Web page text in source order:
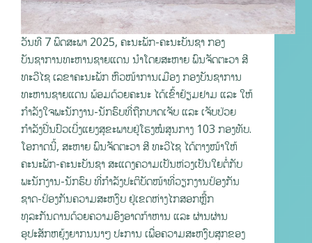
ວັນທີ 7 ພຶດສະພາ 2025, ຄະນະພັກ-ຄະນະບັນຊາ ກອງ
ບັນຊາການທະຫານຊາຍແດນ ນໍາໂດຍສະຫາຍ ພົນຈັດຕະວາ ສີ
ທະວີໄຊ ເລຂາຄະນະພັກ ຫົວໜ້າການເມືອງ ກອງບັນຊາການ
ທະຫານຊາຍແດນ ພ້ອມດ້ວຍຄະນະ ໄດ້ເຂົ້າຢ້ຽມຢາມ ແລະ ໃຫ້
ກຳລັງໃຈພະນັກງານ-ນັກຮົບທີ່ຖືກບາດເຈັບ ແລະ ເຈັບປ່ວຍ
ກຳລັງປີ່ນປົວເບີ່ງແຍງສຸຂະພາບຢູ່ໂຮງໝໍສູນກາງ 103 ກອງທັບ.
ໂອກາດນີ້, ສະຫາຍ ພົນຈັດຕະວາ ສີ ທະວີໄຊ ໄດ້ຕາງໜ້າໃຫ້
ຄະນະພັກ-ຄະນະບັນຊາ ສະແດງຄວາມເປັນຫ່ວງເປັນໃຍຕໍ່ກັບ
ພະນັກງານ-ນັກຮົບ ທີ່ກຳລັງປະຕິບັດໜ້າທີ່ວຽກງານປ້ອງກັນ
ຊາດ-ປ້ອງກັນຄວາມສະຫງົບ ຢູ່ເຂດຫ່າງໄກສອກຫຼີ້ກ
ທຸລະກັນດານດ້ວຍຄວາມອົງອາດກ້າຫານ ແລະ ຜ່ານຜ່ານ
ອຸປະສັກຫຍຸ້ງຍາກນນາໆ ປະການ ເພື່ອຄວາມສະຫງົບສຸກຂອງ